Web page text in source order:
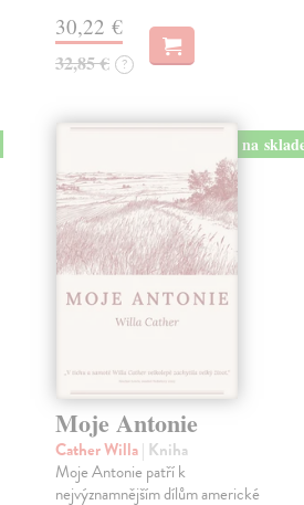
30,22 €
32,85 € ?
na
Moje Antonie
Cather Willa| Kniha
Moje Antonie patří k
nejvýznamnějším dílům americké